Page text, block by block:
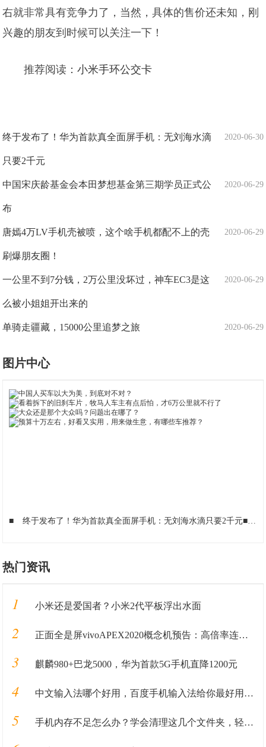
右就非常具有竞争力了，当然，具体的售价还未知，刚
兴趣的朋友到时候可以关注一下！
推荐阅读：小米手环公交卡
2020-06-30
终于发布了！华为首款真全面屏手机：无刘海水滴
只要2千元
2020-06-29
中国宋庆龄基金会本田梦想基金第三期学员正式公
布
2020-06-29
唐嫣4万LV手机壳被喷，这个啥手机都配不上的壳
刷爆朋友圈！
2020-06-29
一公里不到7分钱，2万公里没坏过，神车EC3是这
么被小姐姐开出来的
2020-06-29
单骑走疆藏，15000公里追梦之旅
图片中心
■ 终于发布了！华为首款真全面屏手机：无刘海水滴只要2千元■
热门资讯
1 小米还是爱国者？小米2代平板浮出水面
2 正面全是屏vivoAPEX2020概念机预告：高倍率连续光学变焦
3 麒麟980+巴龙5000，华为首款5G手机直降1200元
4 中文输入法哪个好用，百度手机输入法给你最好用的输入法体验
5 手机内存不足怎么办？学会清理这几个文件夹，轻松释放十几G内存